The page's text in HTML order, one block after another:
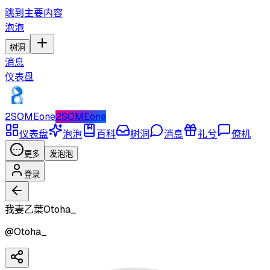
跳到主要内容
泡泡
树洞
消息
仪表盘
2SOMEone2SOMEone
仪表盘
泡泡 百科 树洞 消息 礼兮 僚机
更多 发泡泡
登录
我妻乙葉Otoha_
@Otoha_